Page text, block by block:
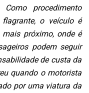
procedimento
o veículo é
próximo, onde é
podem seguir
de custa da
quando o motorista
por uma viatura da